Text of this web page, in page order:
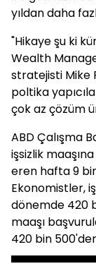
yıldan daha
"Hikaye şu ki
Wealth
stratejisti Mike
poltika
çok az çözüm
ABD Çalışma
işsizlik
eren hafta 9
Ekonomistler,
dönemde 420
maaşı
420 bin